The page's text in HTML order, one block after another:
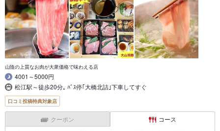
山陰の上質なお肉が大衆価格で味わえる店
4001～5000円
松江駅～徒歩20分｡ ﾊﾞｽ停｢大橋北詰｣下車してすぐ
口コミ投稿特典対象店
クーポン コース